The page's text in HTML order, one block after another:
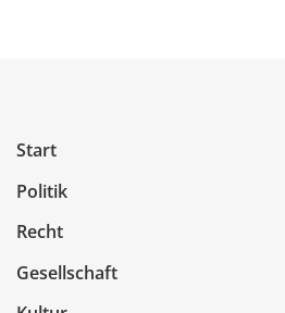
Start
Politik
Recht
Gesellschaft